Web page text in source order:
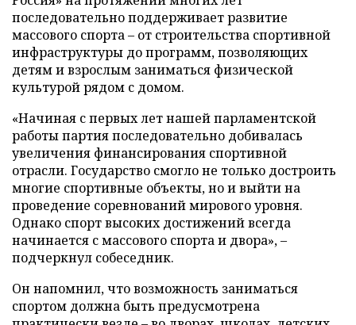
последовательно поддерживает развитие
массового спорта – от строительства спортивной
инфраструктуры до программ, позволяющих
детям и взрослым заниматься физической
культурой рядом с домом.
«Начиная с первых лет нашей парламентской
работы партия последовательно добивалась
увеличения финансирования спортивной
отрасли. Государство смогло не только достроить
многие спортивные объекты, но и выйти на
проведение соревнований мирового уровня.
Однако спорт высоких достижений всегда
начинается с массового спорта и двора», –
подчеркнул собеседник.
Он напомнил, что возможность заниматься
спортом должна быть предусмотрена